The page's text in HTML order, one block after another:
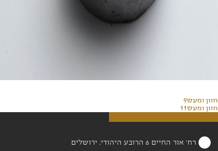
חזון ומעש9
חזון ומעש11
רח' אור החיים 6 הרובע היהודי, ירושלים